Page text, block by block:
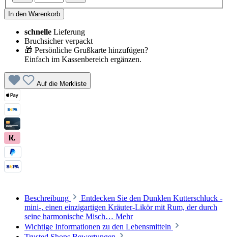
In den Warenkorb
schnelle Lieferung
Bruchsicher verpackt
🎁 Persönliche Grußkarte hinzufügen?
Einfach im Kassenbereich ergänzen.
Auf die Merkliste
Beschreibung
Entdecken Sie den Dunklen Kutterschluck -
mini-, einen einzigartigen Kräuter-Likör mit Rum, der durch
seine harmonische Misch… Mehr
Wichtige Informationen zu den Lebensmitteln